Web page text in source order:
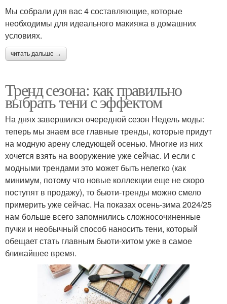
Мы собрали для вас 4 составляющие, которые
необходимы для идеального макияжа в домашних
условиях.
читать дальше →
Тренд сезона: как правильно
выбрать тени с эффектом
На днях завершился очередной сезон Недель моды:
теперь мы знаем все главные тренды, которые придут
на модную арену следующей осенью. Многие из них
хочется взять на вооружение уже сейчас. И если с
модными трендами это может быть нелегко (как
минимум, потому что новые коллекции еще не скоро
поступят в продажу), то бьюти-тренды можно смело
примерить уже сейчас. На показах осень-зима 2024/25
нам больше всего запомнились сложносочиненные
пучки и необычный способ наносить тени, который
обещает стать главным бьюти-хитом уже в самое
ближайшее время.